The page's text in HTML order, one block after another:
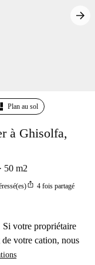
Plan au sol
à Ghisolfa,
50 m2
ios_share 4 fois partagé
Si votre propriétaire
de votre cation, nous